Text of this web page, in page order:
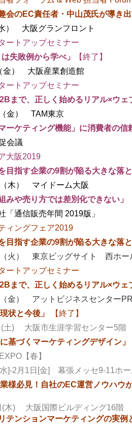
会のEC責任者・中山茂氏が導き
グランフロント
ートアップセミナー
は失敗例から学べ」
【終了】
阪産業創造館
ートアップセミナー
まで、正しく始めるリアル×ウェ
TAM東京
ーケティング機能」に消費者の信
議
大阪2019
業の9割が陥る大きな落と
イドーム大阪
みや売り方では差別化できない」
売年間 2019版」
ィングフェア2019
目指す企業の9割が陥る大きな落
ビッグサイト 西ホー
ートアップセミナー
まで、正しく始めるリアル×ウェ
） アットビジネスセンター
状と今後」
【終了】
生涯学習センター5階
基づくマーケティングデザイン」
【春】
1日[金] 幕張メッセ9-11ホ
様必見！ 自社のEC運営ノウハウ
国際ビルディング16階
テンションマーケティングの実例